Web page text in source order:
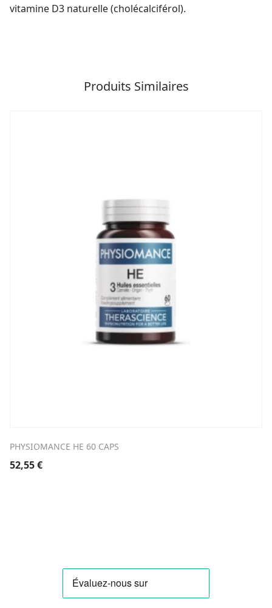
vitamine D3 naturelle (cholécalciférol).
Produits Similaires
PHYSIOMANCE HE 60 CAPS
52,55€